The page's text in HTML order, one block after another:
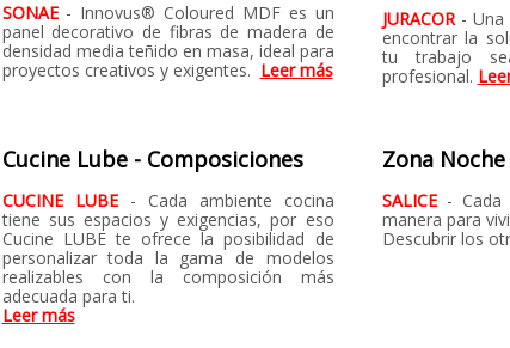
SONAE - Innovus® Coloured MDF es un
panel decorativo de fibras de madera de
densidad media teñido en masa, ideal para
proyectos creativos y exigentes. Leer más
JURACOR -
encontrar la
tu trabajo
profesional.
Cucine Lube - Composiciones
CUCINE LUBE - Cada ambiente cocina
tiene sus espacios y exigencias, por eso
Cucine LUBE te ofrece la posibilidad de
personalizar toda la gama de modelos
realizables con la composición más
adecuada para ti.
Leer más
Zona Noche
SALICE - Cada
manera para
Descubrir los